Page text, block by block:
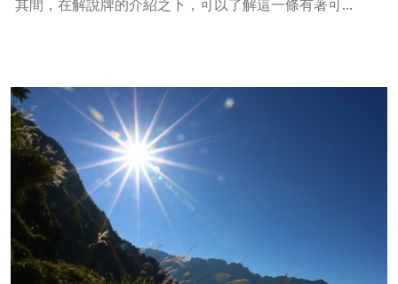
其間，在解說牌的介紹之下，可以了解這一條有著可...